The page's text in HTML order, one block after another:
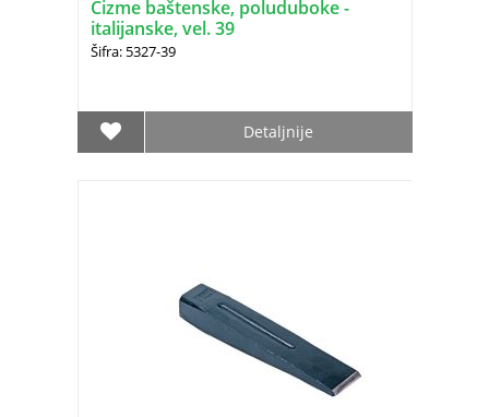
Čizme baštenske, poluduboke -
italijanske, vel. 39
Šifra: 5327-39
Detaljnije